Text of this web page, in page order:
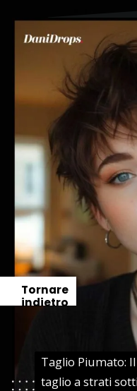
Taglio Piumato:
taglio a strati
Taglio Piumato:
taglio a strati
Tornare
indietro